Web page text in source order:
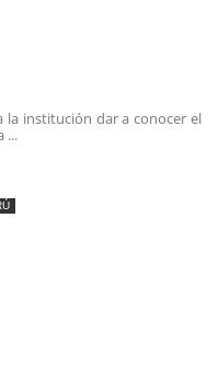
la institución dar a conocer el
...